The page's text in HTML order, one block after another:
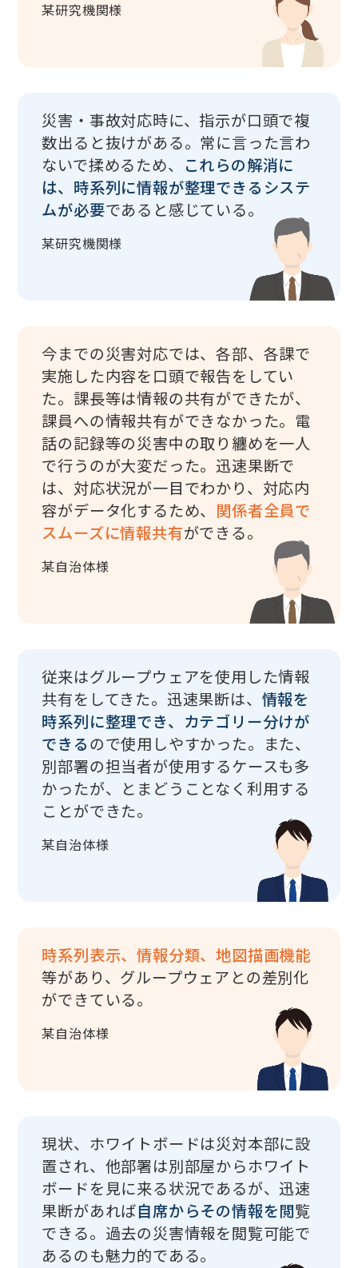
某研究機関様
災害・事故対応時に、指示が口頭で複
数出ると抜けがある。常に言った言わ
ないで揉めるため、 これらの解消に
は、時系列に情報が整理できるシステ
ムが必要であると感じている。
某研究機関様
今までの災害対応では、各部、各課で
実施した内容を口頭で報告をしてい
た。課長等は情報の共有ができたが、
課員への情報共有ができなかった。電
話の記録等の災害中の取り纏めを一人
で行うのが大変だった。迅速果断で
は、対応状況が一目でわかり、対応内
容がデータ化するため、 関係者全員で
スムーズに情報共有ができる。
某自治体様
従来はグループウェアを使用した情報
共有をしてきた。迅速果断は、 情報を
時系列に整理でき、カテゴリー分けが
できるので使用しやすかった。また、
別部署の担当者が使用するケースも多
かったが、とまどうことなく利用する
ことができた。
某自治体様
時系列表示、情報分類、地図描画機能
等があり、グループウェアとの差別化
ができている。
某自治体様
現状、ホワイトボードは災対本部に設
置され、他部署は別部屋からホワイト
ボードを見に来る状況であるが、迅速
果断があれば自席からその情報を閲覧
できる。過去の災害情報を閲覧可能で
あるのも魅力的である。